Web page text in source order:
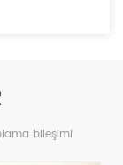
bileşimi